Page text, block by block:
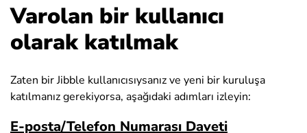
Varolan bir kullanıcı
olarak katılmak
Zaten bir Jibble kullanıcısıysanız ve yeni bir kuruluşa
katılmanız gerekiyorsa, aşağıdaki adımları izleyin:
E-posta/Telefon Numarası Daveti